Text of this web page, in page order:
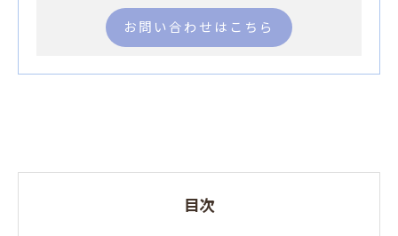
お問い合わせはこちら
目次